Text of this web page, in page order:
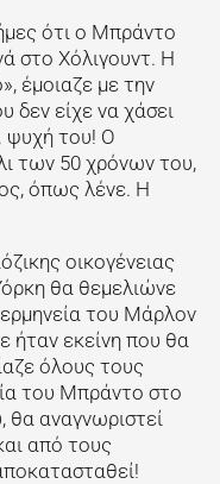
ότι ο Μπράντο
στο Χόλιγουντ. Η
έμοιαζε με την
δεν είχε να χάσει
ψυχή του! Ο
των 50 χρόνων του,
όπως λένε. Η
οικογένειας
θα θεμελιώνε
του Μάρλον
ήταν εκείνη που θα
όλους τους
του Μπράντο στο
θα αναγνωριστεί
από τους